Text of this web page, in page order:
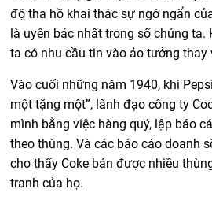
độ tha hồ khai thác sự ngớ ngẩn
là uyên bác nhất trong số chúng
ta có nhu cầu tin vào ảo tưởng thay
Vào cuối những năm 1940, khi
một tặng một”, lãnh đạo công ty
mình bằng việc hàng quý, lập báo
theo thùng. Và các báo cáo doanh
cho thấy Coke bán được nhiều
tranh của họ.